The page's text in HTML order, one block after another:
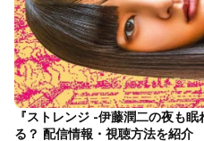
『ストレンジ -伊藤潤二の夜も
る？ 配信情報・視聴方法を紹介